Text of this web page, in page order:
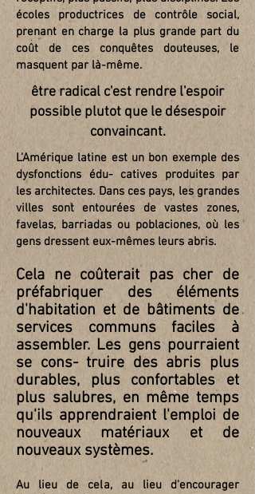
écoles productrices de contrôle social,
prenant en charge la plus grande part du
coût de ces conquêtes douteuses, le
masquent par là-même.
être radical c'est rendre l'espoir
possible plutot que le désespoir
convaincant.
L'Amérique latine est un bon exemple des
dysfonctions édu- catives produites par
les architectes. Dans ces pays, les grandes
villes sont entourées de vastes zones,
favelas, barriadas ou poblaciones, où les
gens dressent eux-mêmes leurs abris.
Cela ne coûterait pas cher de
préfabriquer des éléments
d'habitation et de bâtiments de
services communs faciles à
assembler. Les gens pourraient
se cons- truire des abris plus
durables, plus confortables et
plus salubres, en même temps
qu'ils apprendraient l'emploi de
nouveaux matériaux et de
nouveaux systèmes.
Au lieu de cela, au lieu d'encourager